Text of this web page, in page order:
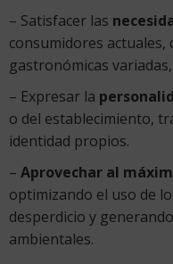
– Satisfacer las
consumidores actuales,
gastronómicas
– Expresar la
o del establecimiento,
identidad propios.
– Aprovechar al
optimizando el uso de
desperdicio y
ambientales.